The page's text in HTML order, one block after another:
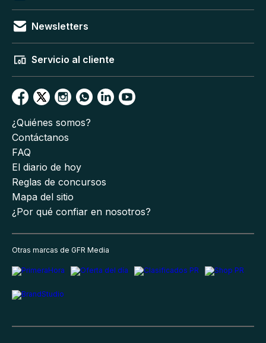
Newsletters
Servicio al cliente
¿Quiénes somos?
Contáctanos
FAQ
El diario de hoy
Reglas de concursos
Mapa del sitio
¿Por qué confiar en nosotros?
Otras marcas de GFR Media